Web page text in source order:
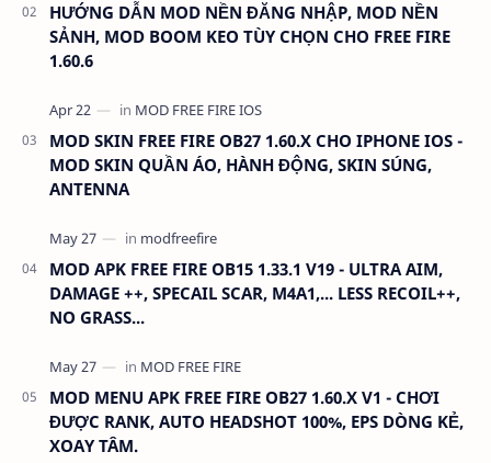
HƯỚNG DẪN MOD NỀN ĐĂNG NHẬP, MOD NỀN
SẢNH, MOD BOOM KEO TÙY CHỌN CHO FREE FIRE
1.60.6
MOD SKIN FREE FIRE OB27 1.60.X CHO IPHONE IOS -
MOD SKIN QUẦN ÁO, HÀNH ĐỘNG, SKIN SÚNG,
ANTENNA
MOD APK FREE FIRE OB15 1.33.1 V19 - ULTRA AIM,
DAMAGE ++, SPECAIL SCAR, M4A1,... LESS RECOIL++,
NO GRASS...
MOD MENU APK FREE FIRE OB27 1.60.X V1 - CHƠI
ĐƯỢC RANK, AUTO HEADSHOT 100%, EPS DÒNG KẺ,
XOAY TÂM.